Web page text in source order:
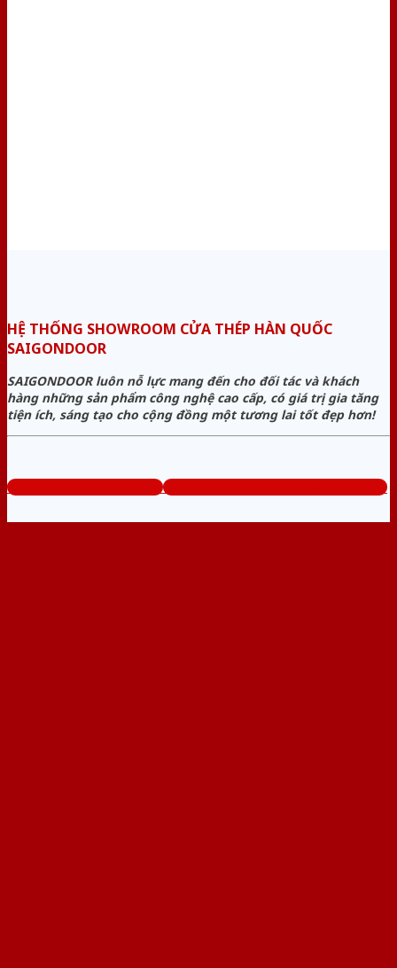
HỆ THỐNG SHOWROOM CỬA THÉP HÀN QUỐC
SAIGONDOOR
SAIGONDOOR luôn nỗ lực mang đến cho đối tác và khách
hàng những sản phẩm công nghệ cao cấp, có giá trị gia tăng
tiện ích, sáng tạo cho cộng đồng một tương lai tốt đẹp hơn!
www.muabancuathep.com Tổng đài tư vấn miễn phí: 0824.400.400